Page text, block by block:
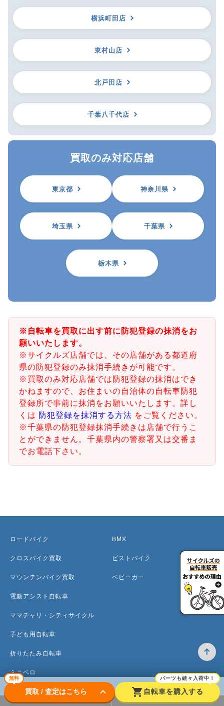
横浜町田店
東村山店
北戸田店
千葉八千代店
買取のみ対応店舗
東京都 神奈川県
埼玉県 千葉県
栃木県
※自転車を買取に出す前に防犯登録の抹消をお
願いいたします。
※サイクルズ店舗では、その店舗がある都道府
県の防犯登録のみ抹消手続きが可能です。
※買取のみ対応店舗では防犯登録の抹消はでき
かねますので、お住まいの自治体の自転車防犯
登録所で事前に抹消をお願いいたします。詳し
くは 防犯登録を抹消する方法 をご覧ください。
※千葉県の防犯登録抹消手続きは店舗で行うこ
とができません。千葉県内の警察署又は交番ま
でお電話下さい。
無料
買取 / 査定はこちら keyboard_arrow_down shopping_cart
パーツも続々入荷中！
自転車を購入する
ロードバイク
クロスバイク買取
マウンテンバイク買取
電動アシスト自転車
ママチャリ・シティサイクル
子ども用自転車
折りたたみ自転車
ミニベロ
BMX
ピストバイク
ベビーカー